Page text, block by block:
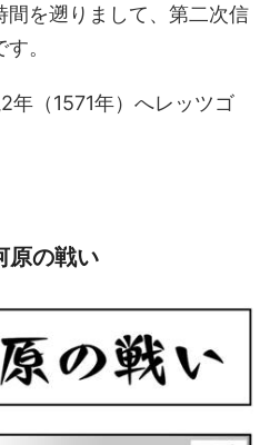
間を遡りまして、第二次信
。
年（1571年）へレッツゴ
原の戦い